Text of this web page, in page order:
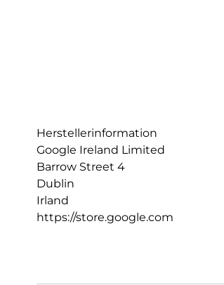
Herstellerinformation
Google Ireland Limited
Barrow Street 4
Dublin
Irland
https://store.google.com